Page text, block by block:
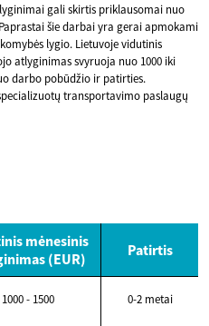
gali skirtis priklausomai nuo
šie darbai yra gerai apmokami
lygio. Lietuvoje vidutinis
atlyginimas svyruoja nuo 1000 iki
darbo pobūdžio ir patirties.
transportavimo paslaugų
mėnesinis
(EUR)
Patirtis
1000 - 1500 0-2 metai